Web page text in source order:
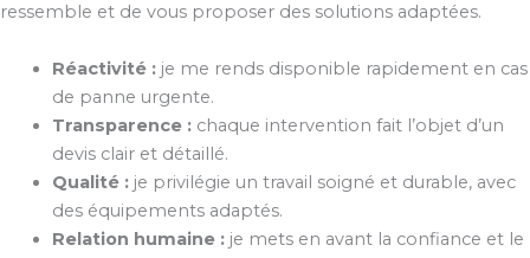
ressemble et de vous proposer des solutions adaptées.
Réactivité :je me rends disponible rapidement en cas
de panne urgente.
Transparence :chaque intervention fait l’objet d’un
devis clair et détaillé.
Qualité :je privilégie un travail soigné et durable, avec
des équipements adaptés.
Relation humaine :je mets en avant la confiance et le